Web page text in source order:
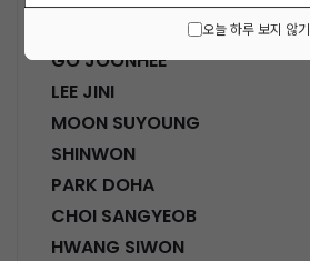
오늘 하루 보지 않기
HWANG SHINHYE
GO JOONHEE
LEE JINI
MOON SUYOUNG
SHINWON
PARK DOHA
CHOI SANGYEOB
HWANG SIWON